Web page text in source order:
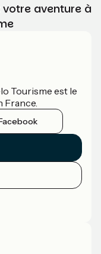
votre aventure à
Tourisme est le
France.